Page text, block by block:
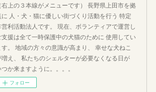
右上の３本線がメニューです） 長野県上田市を拠
に 人・犬・猫に優しい街づくり活動を行う 特定
営利活動法人です。 現在、ボランティアで運営し
支援は全て一時保護中の犬猫のために 使用してい
す。 地域の方々の意識が高まり、 幸せな犬ねこ
増え、 私たちのシェルターが必要なくなる日が
つか来ますように。。。。
フォロー